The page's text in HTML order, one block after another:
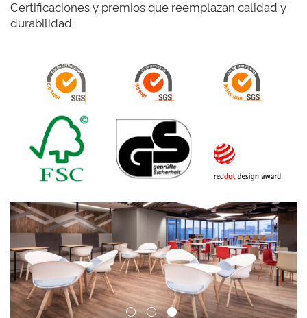
Certificaciones y premios que reemplazan calidad y
durabilidad: